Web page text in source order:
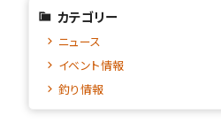
カテゴリー
ニュース
イベント情報
釣り情報